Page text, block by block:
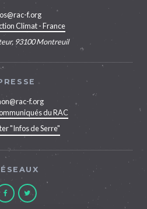
f.org
Climat - France
93100 Montreuil
f.org
du RAC
"Infos de Serre"